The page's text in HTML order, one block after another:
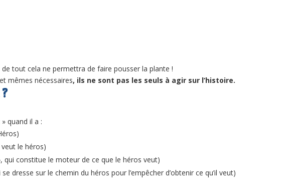
de tout cela ne permettra de faire pousser la plante !
mêmes nécessaires, ils ne sont pas les seuls à agir sur l’histoire.
quand il a :
le héros)
qui constitue le moteur de ce que le héros veut)
dresse sur le chemin du héros pour l’empêcher d’obtenir ce qu’il veut)